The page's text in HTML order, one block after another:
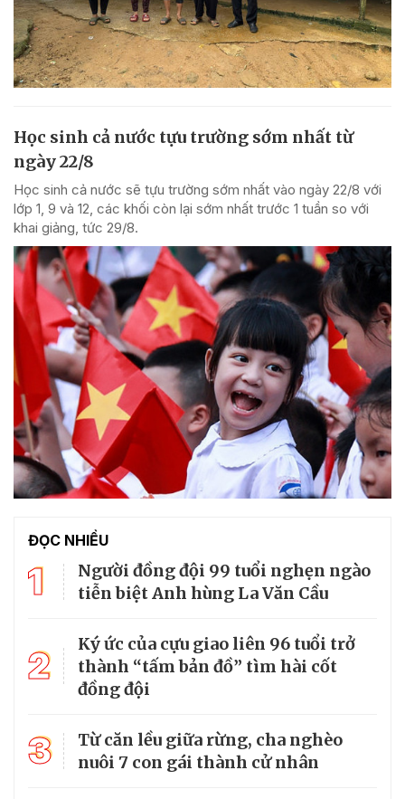
Học sinh cả nước tựu trường sớm nhất từ
ngày 22/8
Học sinh cả nước sẽ tựu trường sớm nhất vào ngày 22/8 với
lớp 1, 9 và 12, các khối còn lại sớm nhất trước 1 tuần so với
khai giảng, tức 29/8.
ĐỌC NHIỀU
1
Người đồng đội 99 tuổi nghẹn ngào
tiễn biệt Anh hùng La Văn Cầu
2
Ký ức của cựu giao liên 96 tuổi trở
thành “tấm bản đồ” tìm hài cốt
đồng đội
3
Từ căn lều giữa rừng, cha nghèo
nuôi 7 con gái thành cử nhân